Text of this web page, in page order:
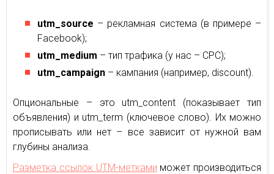
utm_source – рекламная система (в примере –
Facebook);
utm_medium – тип трафика (у нас – СРС);
utm_campaign – кампания (например, discount).
Опциональные – это utm_content (показывает тип
объявления) и utm_term (ключевое слово). Их можно
прописывать или нет – все зависит от нужной вам
глубины анализа.
Разметка ссылок UTM-метками может производиться